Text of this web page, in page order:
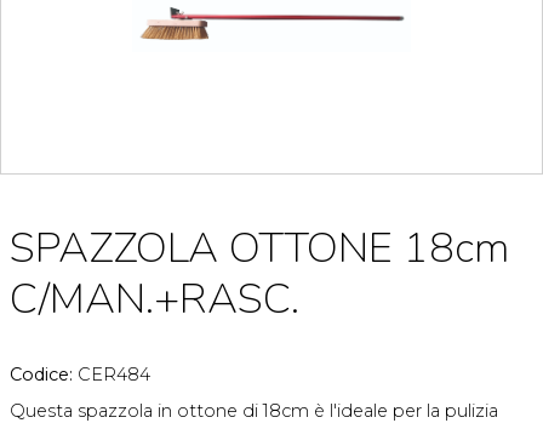
SPAZZOLA OTTONE 18cm
C/MAN.+RASC.
Codice: CER484
Questa spazzola in ottone di 18cm è l'ideale per la pulizia